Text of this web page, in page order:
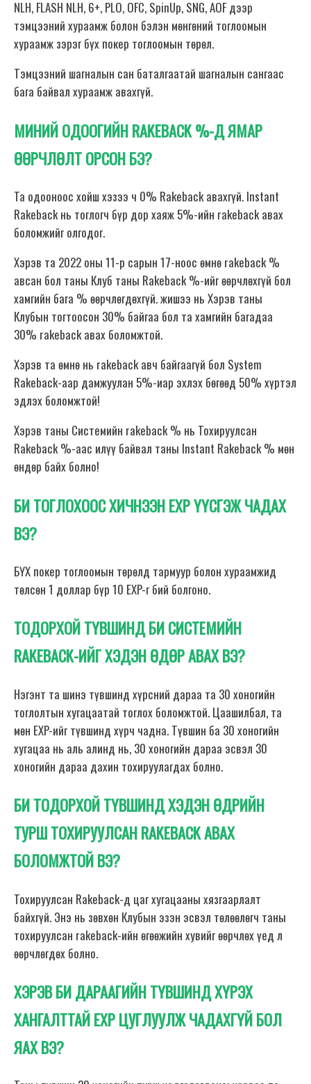
NLH, FLASH NLH, 6+, PLO, OFC, SpinUp, SNG, AOF дээр
тэмцээний хураамж болон бэлэн мөнгөний тоглоомын
хураамж зэрэг бүх покер тоглоомын төрөл.
Тэмцээний шагналын сан баталгаатай шагналын сангаас
бага байвал хураамж авахгүй.
МИНИЙ ОДООГИЙН RAKEBACK %-Д ЯМАР
ӨӨРЧЛӨЛТ ОРСОН БЭ?
Та одооноос хойш хэзээ ч 0% Rakeback авахгүй. Instant
Rakeback нь тоглогч бүр дор хаяж 5%-ийн rakeback авах
боломжийг олгодог.
Хэрэв та 2022 оны 11-р сарын 17-ноос өмнө rakeback %
авсан бол таны Клуб таны Rakeback %-ийг өөрчлөхгүй бол
хамгийн бага % өөрчлөгдөхгүй. жишээ нь Хэрэв таны
Клубын тогтоосон 30% байгаа бол та хамгийн багадаа
30% rakeback авах боломжтой.
Хэрэв та өмнө нь rakeback авч байгаагүй бол System
Rakeback-аар дамжуулан 5%-иар эхлэх бөгөөд 50% хүртэл
эдлэх боломжтой!
Хэрэв таны Системийн rakeback % нь Тохируулсан
Rakeback %-аас илүү байвал таны Instant Rakeback % мөн
өндөр байх болно!
БИ ТОГЛОХООС ХИЧНЭЭН EXP ҮҮСГЭЖ ЧАДАХ
ВЭ?
БҮХ покер тоглоомын төрөлд тармуур болон хураамжид
төлсөн 1 доллар бүр 10 EXP-г бий болгоно.
ТОДОРХОЙ ТҮВШИНД БИ СИСТЕМИЙН
RAKEBACK-ИЙГ ХЭДЭН ӨДӨР АВАХ ВЭ?
Нэгэнт та шинэ түвшинд хүрсний дараа та 30 хоногийн
тоглолтын хугацаатай тоглох боломжтой. Цаашилбал, та
мөн EXP-ийг түвшинд хүрч чадна. Түвшин ба 30 хоногийн
хугацаа нь аль алинд нь, 30 хоногийн дараа эсвэл 30
хоногийн дараа дахин тохируулагдах болно.
БИ ТОДОРХОЙ ТҮВШИНД ХЭДЭН ӨДРИЙН
ТУРШ ТОХИРУУЛСАН RAKEBACK АВАХ
БОЛОМЖТОЙ ВЭ?
Тохируулсан Rakeback-д цаг хугацааны хязгаарлалт
байхгүй. Энэ нь зөвхөн Клубын эзэн эсвэл төлөөлөгч таны
тохируулсан rakeback-ийн өгөөжийн хувийг өөрчлөх үед л
өөрчлөгдөх болно.
ХЭРЭВ БИ ДАРААГИЙН ТҮВШИНД ХҮРЭХ
ХАНГАЛТТАЙ EXP ЦУГЛУУЛЖ ЧАДАХГҮЙ БОЛ
ЯАХ ВЭ?